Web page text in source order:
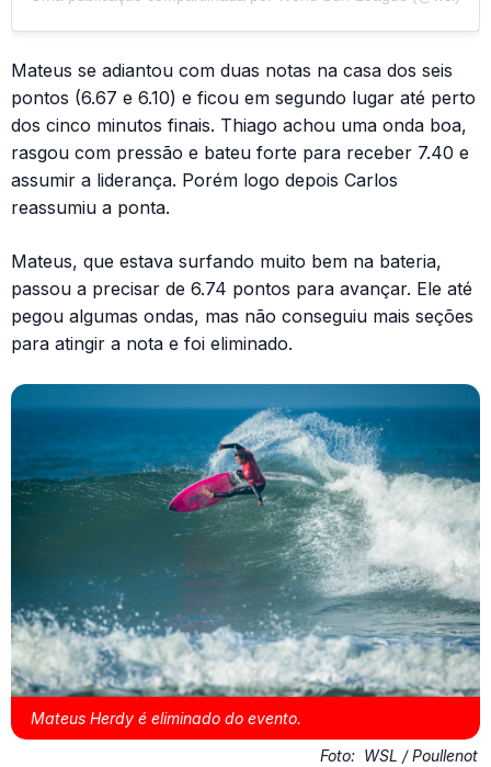
Mateus se adiantou com duas notas na casa dos seis
pontos (6.67 e 6.10) e ficou em segundo lugar até perto
dos cinco minutos finais. Thiago achou uma onda boa,
rasgou com pressão e bateu forte para receber 7.40 e
assumir a liderança. Porém logo depois Carlos
reassumiu a ponta.
Mateus, que estava surfando muito bem na bateria,
passou a precisar de 6.74 pontos para avançar. Ele até
pegou algumas ondas, mas não conseguiu mais seções
para atingir a nota e foi eliminado.
Mateus Herdy é eliminado do evento.
Foto: WSL / Poullenot